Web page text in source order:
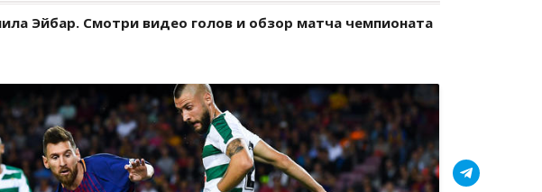
Эйбар. Смотри видео голов и обзор матча чемпионата